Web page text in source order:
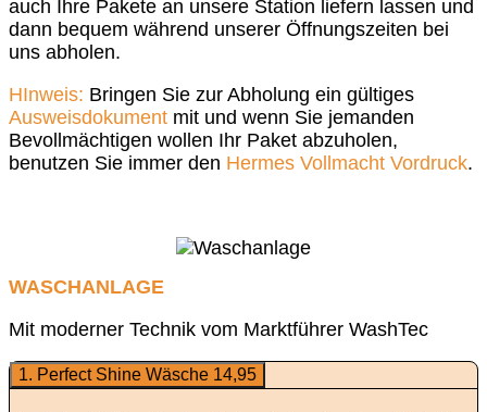
auch Ihre Pakete an unsere Station liefern lassen und
dann bequem während unserer Öffnungszeiten bei
uns abholen.
HInweis: Bringen Sie zur Abholung ein gültiges
Ausweisdokument mit und wenn Sie jemanden
Bevollmächtigen wollen Ihr Paket abzuholen,
benutzen Sie immer den Hermes Vollmacht Vordruck.
WASCHANLAGE
Mit moderner Technik vom Marktführer WashTec
1. Perfect Shine Wäsche 14,95